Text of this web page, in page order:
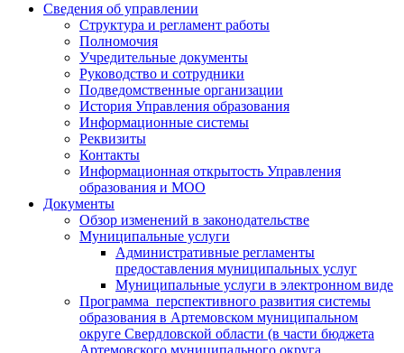
Сведения об управлении
Структура и регламент работы
Полномочия
Учредительные документы
Руководство и сотрудники
Подведомственные организации
История Управления образования
Информационные системы
Реквизиты
Контакты
Информационная открытость Управления
образования и МОО
Документы
Обзор изменений в законодательстве
Муниципальные услуги
Административные регламенты
предоставления муниципальных услуг
Муниципальные услуги в электронном виде
Программа перспективного развития системы
образования в Артемовском муниципальном
округе Свердловской области (в части бюджета